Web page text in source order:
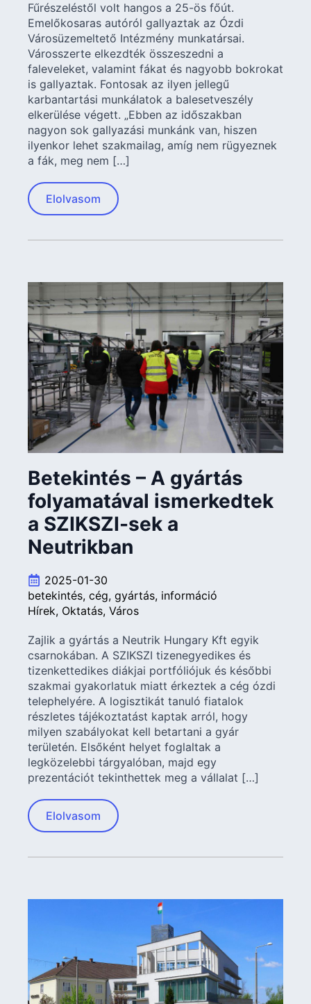
Fűrészeléstől volt hangos a 25-ös főút.
Emelőkosaras autóról gallyaztak az Ózdi
Városüzemeltető Intézmény munkatársai.
Városszerte elkezdték összeszedni a
faleveleket, valamint fákat és nagyobb bokrokat
is gallyaztak. Fontosak az ilyen jellegű
karbantartási munkálatok a balesetveszély
elkerülése végett. „Ebben az időszakban
nagyon sok gallyazási munkánk van, hiszen
ilyenkor lehet szakmailag, amíg nem rügyeznek
a fák, meg nem […]
Elolvasom
Betekintés – A gyártás
folyamatával ismerkedtek
a SZIKSZI-sek a
Neutrikban
2025-01-30
betekintés cég gyártás információ
Hírek Oktatás Város
Zajlik a gyártás a Neutrik Hungary Kft egyik
csarnokában. A SZIKSZI tizenegyedikes és
tizenkettedikes diákjai portfóliójuk és későbbi
szakmai gyakorlatuk miatt érkeztek a cég ózdi
telephelyére. A logisztikát tanuló fiatalok
részletes tájékoztatást kaptak arról, hogy
milyen szabályokat kell betartani a gyár
területén. Elsőként helyet foglaltak a
legközelebbi tárgyalóban, majd egy
prezentációt tekinthettek meg a vállalat […]
Elolvasom